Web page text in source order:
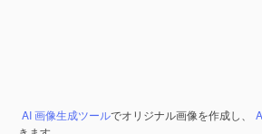
AI 画像生成ツールでオリジナル画像を作成し、